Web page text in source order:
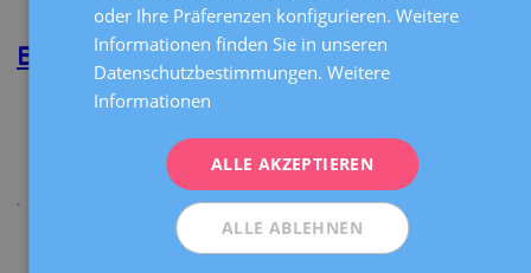
Weiterlesenüber
Polyzos
Buenaventura Coroleu Lletget
Weiterlesenüber
Coroleu
Lletget
Seitennummerierung
DEUTSCH
oder Ihre Präferenzen konfigurieren. Weitere
Informationen finden Sie in unseren
Datenschutzbestimmungen. Weitere
Informationen
ALLE AKZEPTIEREN
ALLE ABLEHNEN